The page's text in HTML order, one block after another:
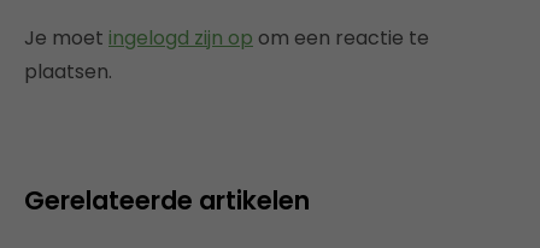
Je moet ingelogd zijn op om een reactie te
plaatsen.
Gerelateerde artikelen